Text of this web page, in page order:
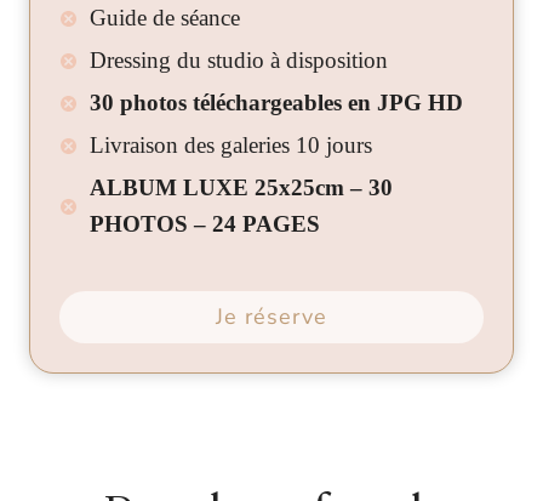
Guide de séance
Dressing du studio à disposition
30 photos téléchargeables en JPG HD
Livraison des galeries 10 jours
ALBUM LUXE 25x25cm – 30
PHOTOS – 24 PAGES
Je réserve